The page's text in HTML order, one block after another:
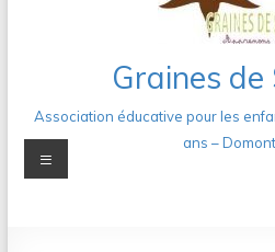
Graines de
Association éducative pour les
ans –
Menu